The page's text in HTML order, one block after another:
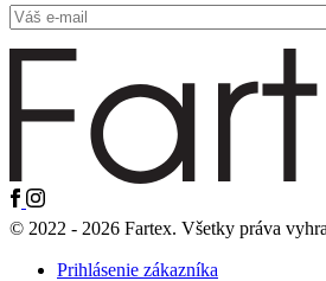
© 2022 - 2026 Fartex. Všetky práva
Prihlásenie zákazníka